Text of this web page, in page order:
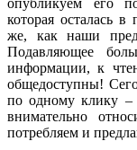
опубликуем его
которая осталась
же, как наши
Подавляющее
информации, к
общедоступны!
по одному клику –
внимательно
потребляем и